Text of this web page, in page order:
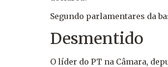
Segundo parlamentares da
Desmentido
O líder do PT na Câmara,